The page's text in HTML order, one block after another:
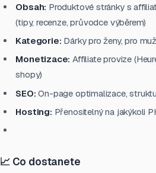
Obsah: Produktové stránky s
(tipy, recenze, průvodce výběrem)
Kategorie: Dárky pro ženy, pro
Monetizace: Affiliate provize
shopy)
SEO: On-page optimalizace,
Hosting: Přenositelný na jakýkoli
📈 Co dostanete